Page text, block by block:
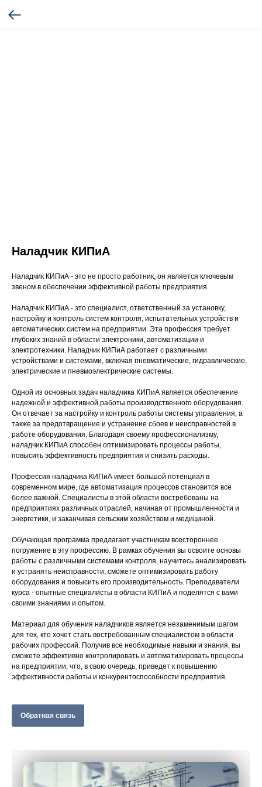
Наладчик КИПиА
Наладчик КИПиА - это не просто работник, он является ключевым
звеном в обеспечении эффективной работы предприятия.
Наладчик КИПиА - это специалист, ответственный за установку,
настройку и контроль систем контроля, испытательных устройств и
автоматических систем на предприятии. Эта профессия требует
глубоких знаний в области электроники, автоматизации и
электротехники. Наладчик КИПиА работает с различными
устройствами и системами, включая пневматические, гидравлические,
электрические и пневмоэлектрические системы.
Одной из основных задач наладчика КИПиА является обеспечение
надежной и эффективной работы производственного оборудования.
Он отвечает за настройку и контроль работы системы управления, а
также за предотвращение и устранение сбоев и неисправностей в
работе оборудования. Благодаря своему профессионализму,
наладчик КИПиА способен оптимизировать процессы работы,
повысить эффективность предприятия и снизить расходы.
Профессия наладчика КИПиА имеет большой потенциал в
современном мире, где автоматизация процессов становится все
более важной. Специалисты в этой области востребованы на
предприятиях различных отраслей, начиная от промышленности и
энергетики, и заканчивая сельским хозяйством и медициной.
Обучающая программа предлагает участникам всестороннее
погружение в эту профессию. В рамках обучения вы освоите основы
работы с различными системами контроля, научитесь анализировать
и устранять неисправности, сможете оптимизировать работу
оборудования и повысить его производительность. Преподаватели
курса - опытные специалисты в области КИПиА и поделятся с вами
своими знаниями и опытом.
Материал для обучения наладчиков является незаменимым шагом
для тех, кто хочет стать востребованным специалистом в области
рабочих профессий. Получив все необходимые навыки и знания, вы
сможете эффективно контролировать и автоматизировать процессы
на предприятии, что, в свою очередь, приведет к повышению
эффективности работы и конкурентоспособности предприятия.
Обратная связь